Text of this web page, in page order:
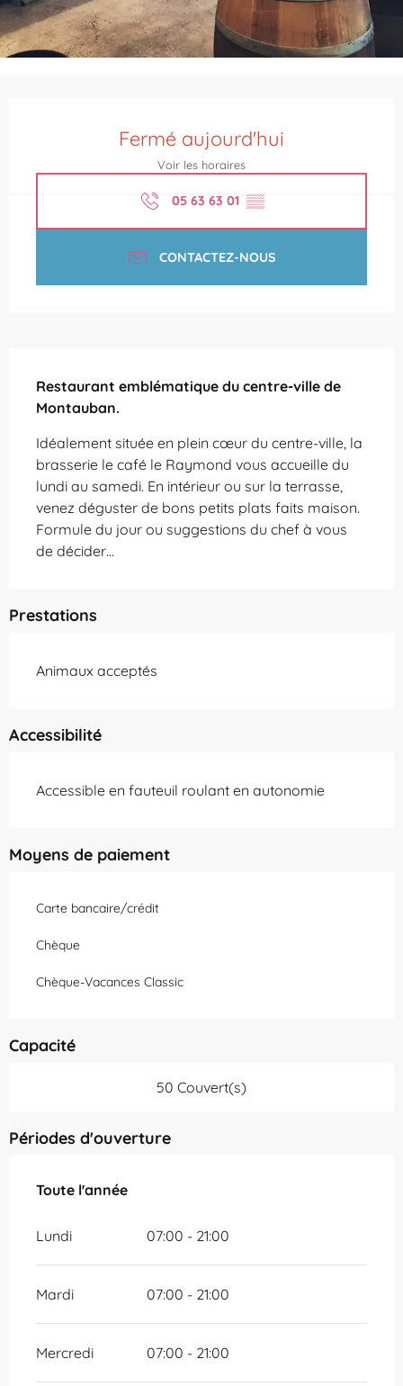
Fermé aujourd'hui
Voir les horaires
05 63 63 01 ▒▒
CONTACTEZ-NOUS
Restaurant emblématique du centre-ville de
Montauban.
Idéalement située en plein cœur du centre-ville, la
brasserie le café le Raymond vous accueille du
lundi au samedi. En intérieur ou sur la terrasse,
venez déguster de bons petits plats faits maison.
Formule du jour ou suggestions du chef à vous
de décider…
Prestations
Animaux acceptés
Accessibilité
Accessible en fauteuil roulant en autonomie
Moyens de paiement
Carte bancaire/crédit
Chèque
Chèque-Vacances Classic
Capacité
50 Couvert(s)
Périodes d'ouverture
Toute l'année
Toute l'année
Lundi 07:00 - 21:00
Mardi 07:00 - 21:00
Mercredi 07:00 - 21:00